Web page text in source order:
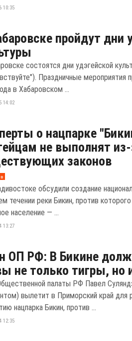
10:35
пройдут дни
состоятся дни удэгейской
Праздничные мероприятия
в Хабаровском ...
14:02
о нацпарке
не выполнят
законов
обсудили создание
течении реки Бикин, против
население — ...
13:27
ОП РФ: В Бикине
не только тигры, но
палаты РФ Павел
вылетит в Приморский край для
нацпарка Бикин, против ...
12:35